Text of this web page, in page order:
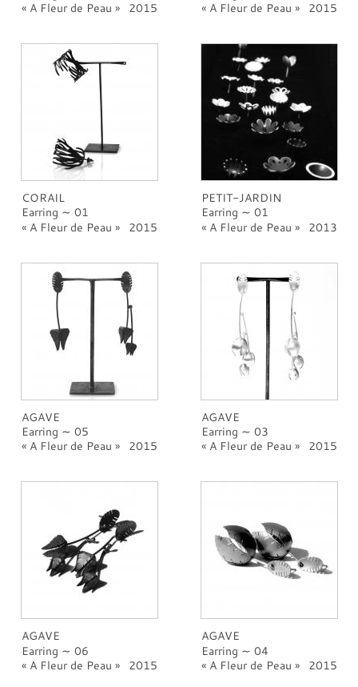
A Fleur de Peau
2015
A Fleur de Peau
2015
CORAIL
Earring ∼ 01
A Fleur de Peau
2015
PETIT-JARDIN
Earring ∼ 01
A Fleur de Peau
2013
AGAVE
Earring ∼ 05
A Fleur de Peau
2015
AGAVE
Earring ∼ 03
A Fleur de Peau
2015
AGAVE
Earring ∼ 06
A Fleur de Peau
2015
AGAVE
Earring ∼ 04
A Fleur de Peau
2015